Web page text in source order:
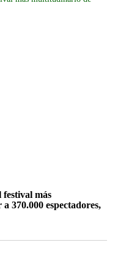
festival más
370.000 espectadores,